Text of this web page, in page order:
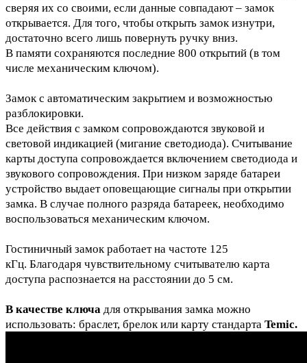
сверяя их со своими, если данные совпадают – замок
открывается. Для того, чтобы открыть замок изнутри,
достаточно всего лишь повернуть ручку вниз.
В памяти сохраняются последние 800 открытий (в том
числе механическим ключом).
Замок с автоматическим закрытием и возможностью
разблокировки.
Все действия с замком сопровождаются звуковой и
световой индикацией (мигание светодиода). Считывание
карты доступа сопровождается включением светодиода и
звукового сопровождения. При низком заряде батареи
устройство выдает оповещающие сигналы при открытии
замка. В случае полного разряда батареек, необходимо
воспользоваться механическим ключом.
Гостиничный замок работает на частоте 125
кГц. Благодаря чувствительному считывателю карта
доступа распознается на расстоянии до 5 см.
В качестве ключа для открывания замка можно
использовать: браслет, брелок или карту стандарта Temic.